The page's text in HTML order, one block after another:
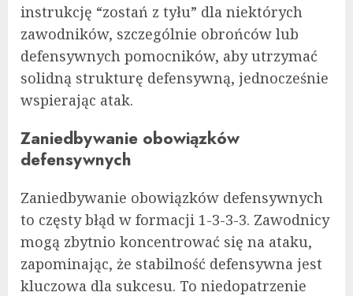
instrukcję “zostań z tyłu” dla niektórych
zawodników, szczególnie obrońców lub
defensywnych pomocników, aby utrzymać
solidną strukturę defensywną, jednocześnie
wspierając atak.
Zaniedbywanie obowiązków
defensywnych
Zaniedbywanie obowiązków defensywnych
to częsty błąd w formacji 1-3-3-3. Zawodnicy
mogą zbytnio koncentrować się na ataku,
zapominając, że stabilność defensywna jest
kluczowa dla sukcesu. To niedopatrzenie